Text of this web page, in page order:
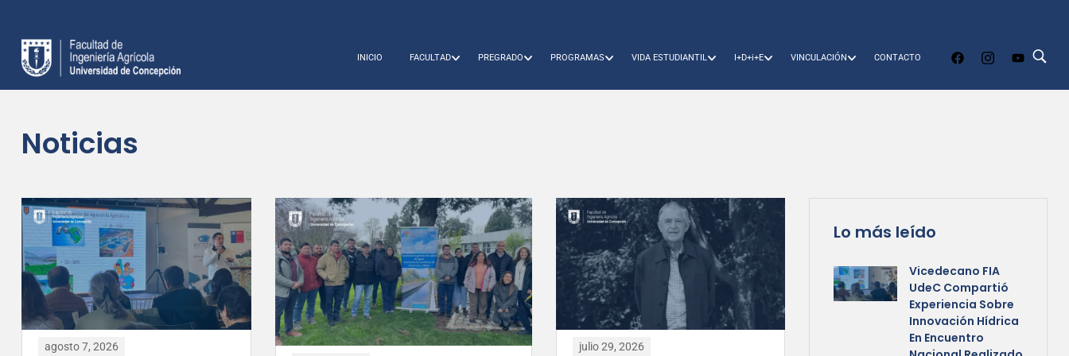
INICIO FACULTAD PREGRADO PROGRAMAS VIDA ESTUDIANTIL I+D+i+E VINCULACIÓN CONTACTO
Noticias
agosto 7, 2026 julio 29, 2026
Lo más leído
Vicedecano FIA
UdeC Compartió
Experiencia Sobre
Innovación Hídrica
En Encuentro